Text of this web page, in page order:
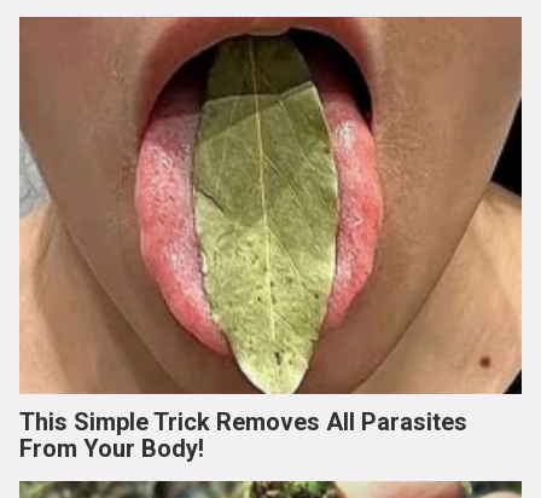
This Simple Trick Removes All Parasites
From Your Body!